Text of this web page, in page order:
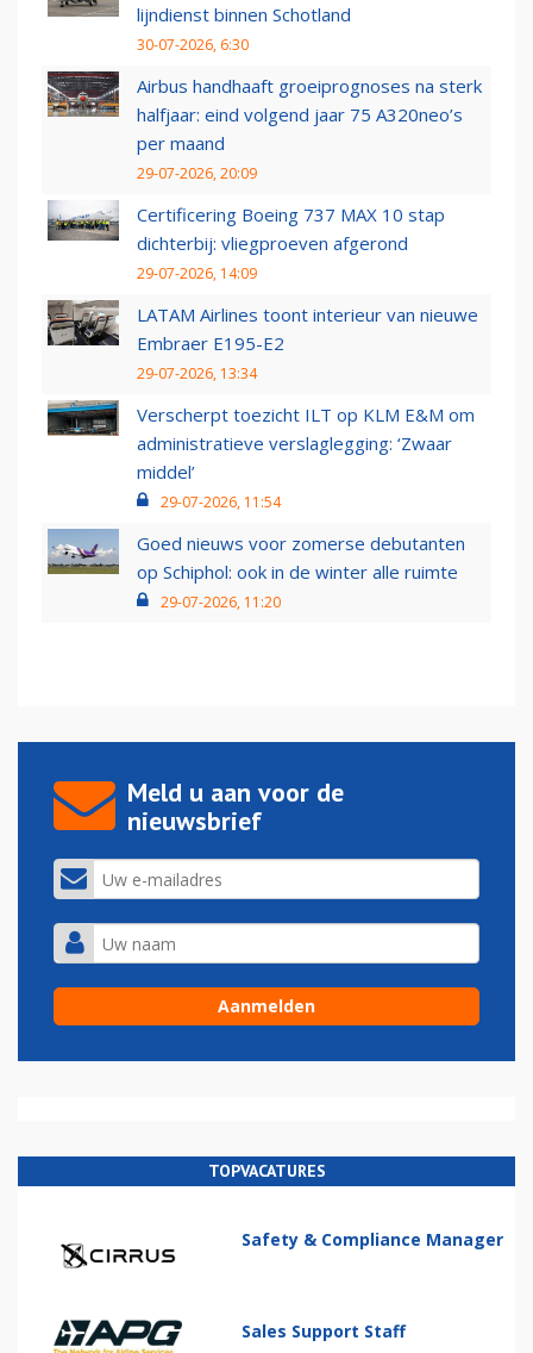
lijndienst binnen Schotland
30-07-2026, 6:30
Airbus handhaaft groeiprognoses na sterk
halfjaar: eind volgend jaar 75 A320neo’s
per maand
29-07-2026, 20:09
Certificering Boeing 737 MAX 10 stap
dichterbij: vliegproeven afgerond
29-07-2026, 14:09
LATAM Airlines toont interieur van nieuwe
Embraer E195-E2
29-07-2026, 13:34
Verscherpt toezicht ILT op KLM E&M om
administratieve verslaglegging: ‘Zwaar
middel’
29-07-2026, 11:54
Goed nieuws voor zomerse debutanten
op Schiphol: ook in de winter alle ruimte
29-07-2026, 11:20
Meld u aan voor de
nieuwsbrief
TOPVACATURES
Safety & Compliance Manager
Sales Support Staff